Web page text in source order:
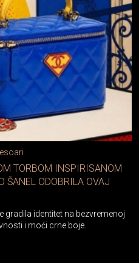
TORBOM INSPIRISANOM
ŠANEL ODOBRILA OVAJ
gradila identitet na bezvremenoj
i moći crne boje.